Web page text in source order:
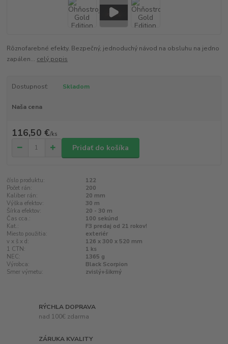
Rôznofarebné efekty. Bezpečný, jednoduchý návod na obsluhu na jedno
zapálen... celý popis
Dostupnosť: Skladom
Naša cena
116,50 €/ks
Pridať do košíka
číslo produktu:
122
Počet rán:
200
Kaliber rán:
20 mm
Výška efektov:
30 m
Šírka efektov:
20 - 30 m
Čas cca.:
100 sekúnd
Kat.:
F3 predaj od 21 rokov!
Miesto použitia:
exteriér
v x š x d:
126 x 300 x 520 mm
1 CTN:
1 ks
NEC:
1365 g
Výrobca:
Black Scorpion
Smer výmetu:
zvislý+šikmý
RÝCHLA DOPRAVA
nad 100€ zdarma
ZÁRUKA KVALITY